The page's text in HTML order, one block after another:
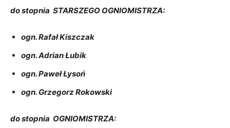
do stopnia STARSZEGO OGNIOMISTRZA:
ogn. Rafał Kiszczak
ogn. Adrian Łubik
ogn. Paweł Łysoń
ogn. Grzegorz Rokowski
do stopnia OGNIOMISTRZA: